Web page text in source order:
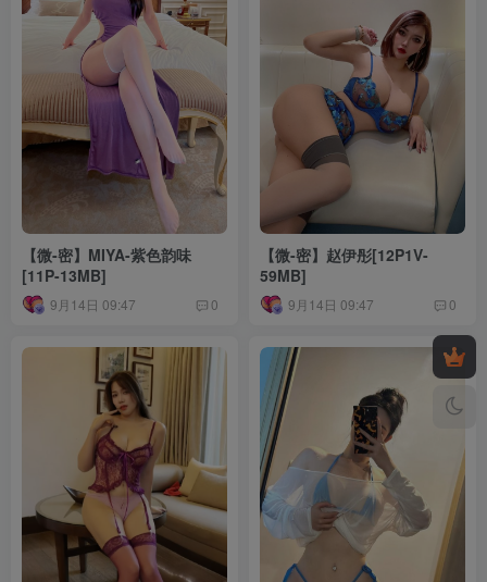
【微-密】MIYA-紫色韵味
[11P-13MB]
9月14日 09:47 0
【微-密】赵伊彤[12P1V-
59MB]
9月14日 09:47 0